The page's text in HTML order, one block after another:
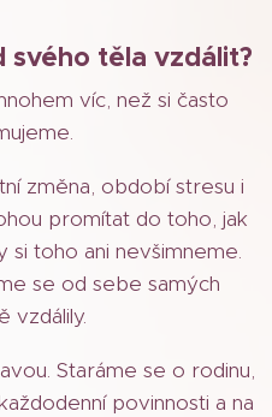
svého těla vzdálit?
víc, než si často
změna, období stresu i
promítat do toho, jak
toho ani nevšimneme.
se od sebe samých
vzdálily.
Staráme se o rodinu,
povinnosti a na